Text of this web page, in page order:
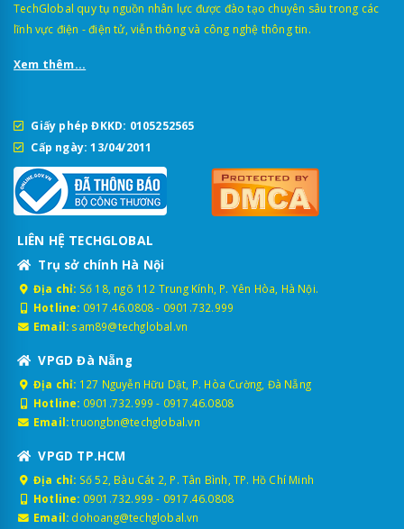
TechGlobal quy tụ nguồn nhân lực được đào tạo chuyên sâu trong các
lĩnh vực điện - điện tử, viễn thông và công nghệ thông tin.
Xem thêm...
Giấy phép ĐKKD: 0105252565
Cấp ngày: 13/04/2011
LIÊN HỆ TECHGLOBAL
Trụ sở chính Hà Nội
Địa chỉ: Số 18, ngõ 112 Trung Kính, P. Yên Hòa, Hà Nội.
Hotline: 0917.46.0808- 0901.732.999
Email: sam89@techglobal.vn
VPGD Đà Nẵng
Địa chỉ: 127 Nguyễn Hữu Dật, P. Hòa Cường, Đà Nẵng
Hotline: 0901.732.999 - 0917.46.0808
Email: truongbn@techglobal.vn
VPGD TP.HCM
Địa chỉ: Số 52, Bàu Cát 2, P. Tân Bình, TP. Hồ Chí Minh
Hotline: 0901.732.999 - 0917.46.0808
Email: dohoang@techglobal.vn